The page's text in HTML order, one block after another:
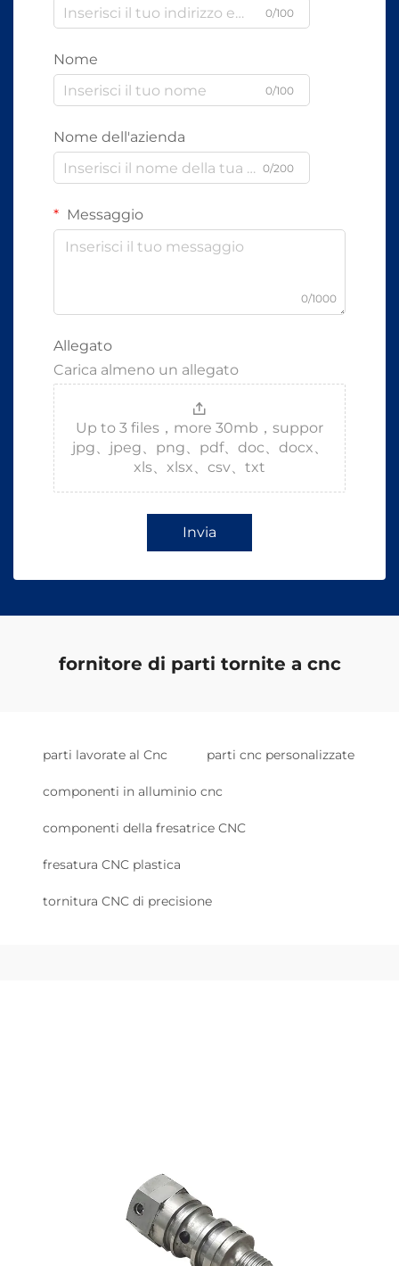
0/100
Nome
0/100
Nome dell'azienda
0/200
Messaggio
0/1000
Allegato
Carica almeno un allegato
Up to 3 files，more 30mb，suppor
jpg、jpeg、png、pdf、doc、docx、
xls、xlsx、csv、txt
Invia
fornitore di parti tornite a cnc
parti lavorate al Cnc parti cnc personalizzate
componenti in alluminio cnc
componenti della fresatrice CNC
fresatura CNC plastica
tornitura CNC di precisione